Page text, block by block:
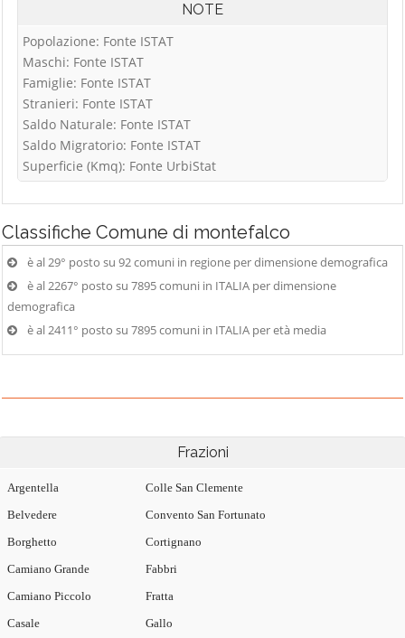
NOTE
Popolazione: Fonte ISTAT
Maschi: Fonte ISTAT
Famiglie: Fonte ISTAT
Stranieri: Fonte ISTAT
Saldo Naturale: Fonte ISTAT
Saldo Migratorio: Fonte ISTAT
Superficie (Kmq): Fonte UrbiStat
Classifiche Comune di montefalco
è al 29° posto su 92 comuni in regione per dimensione demografica
è al 2267° posto su 7895 comuni in ITALIA per dimensione
demografica
è al 2411° posto su 7895 comuni in ITALIA per età media
Frazioni
Argentella
Belvedere
Borghetto
Camiano Grande
Camiano Piccolo
Casale
Colle San Clemente
Convento San Fortunato
Cortignano
Fabbri
Fratta
Gallo